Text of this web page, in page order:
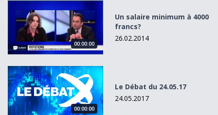
Un salaire minimum à 4000 francs?
00:00:00
Un salaire minimum à 4000
francs?
26.02.2014
Le Débat du 24.05.17
00:00:00
Le Débat du 24.05.17
24.05.2017